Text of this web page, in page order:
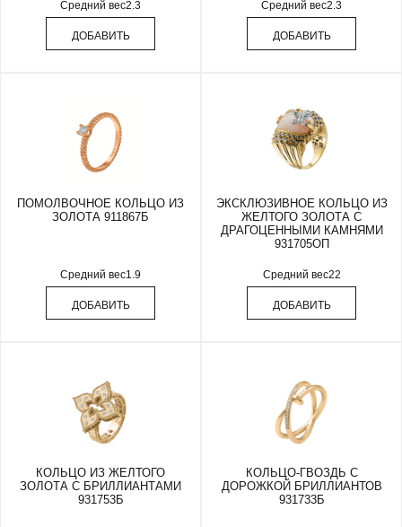
Средний вес2.3
ДОБАВИТЬ
Средний вес2.3
ДОБАВИТЬ
ПОМОЛВОЧНОЕ КОЛЬЦО ИЗ
ЗОЛОТА 911867Б
Средний вес1.9
ДОБАВИТЬ
ЭКСКЛЮЗИВНОЕ КОЛЬЦО ИЗ
ЖЕЛТОГО ЗОЛОТА С
ДРАГОЦЕННЫМИ КАМНЯМИ
931705ОП
Средний вес22
ДОБАВИТЬ
КОЛЬЦО ИЗ ЖЕЛТОГО
ЗОЛОТА С БРИЛЛИАНТАМИ
931753Б
КОЛЬЦО-ГВОЗДЬ С
ДОРОЖКОЙ БРИЛЛИАНТОВ
931733Б